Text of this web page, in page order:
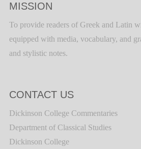
MISSION
To provide readers of Greek and Latin
equipped with media, vocabulary, and
and stylistic notes.
CONTACT US
Dickinson College Commentaries
Department of Classical Studies
Dickinson College